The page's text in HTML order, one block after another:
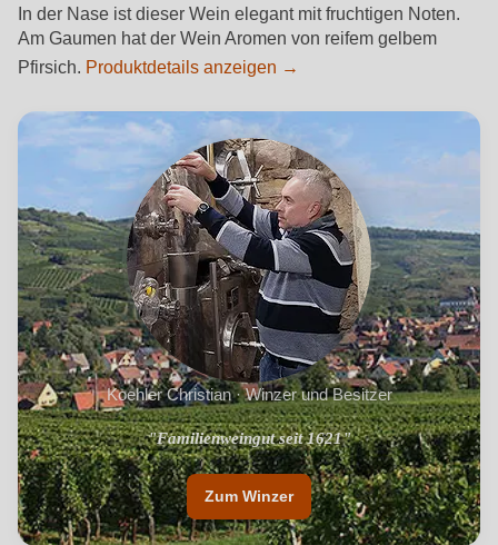
In der Nase ist dieser Wein elegant mit fruchtigen Noten.
Am Gaumen hat der Wein Aromen von reifem gelbem
Pfirsich. Produktdetails anzeigen →
Koehler Christian · Winzer und Besitzer
"Familienweingut seit 1621"
"7 Hektar Rebfläche im Elsass"
Zum Winzer